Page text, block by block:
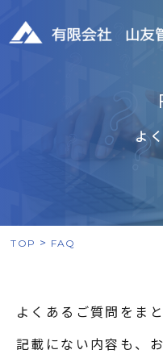
よ
TOP FAQ
よくあるご質問をま
記載にない内容も、